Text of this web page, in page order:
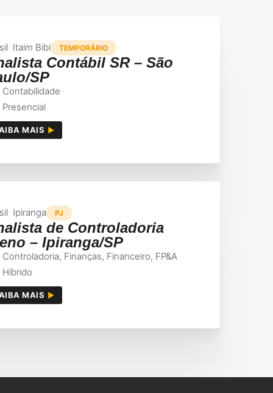
Itaim Bibi TEMPORÁRIO
Contábil SR – São
SP
Contabilidade
Presencial
MAIS
Ipiranga PJ
de Controladoria
– Ipiranga/SP
Controladoria, Finanças, Financeiro, FP&A
Híbrido
MAIS